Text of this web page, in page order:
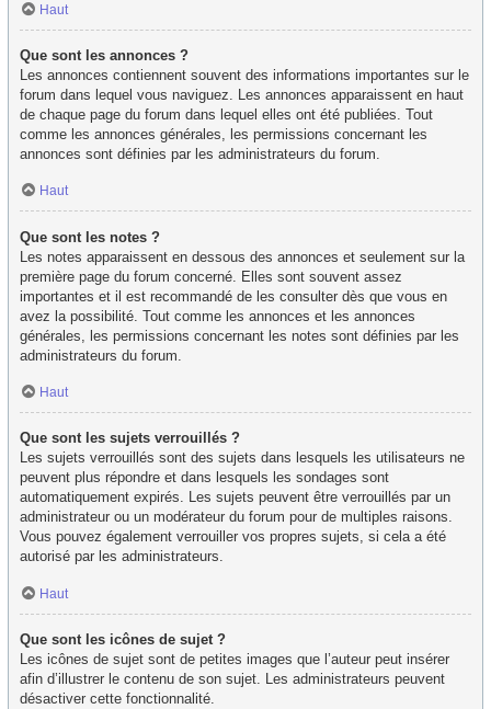
Haut
Que sont les annonces ?
Les annonces contiennent souvent des informations importantes sur le
forum dans lequel vous naviguez. Les annonces apparaissent en haut
de chaque page du forum dans lequel elles ont été publiées. Tout
comme les annonces générales, les permissions concernant les
annonces sont définies par les administrateurs du forum.
Haut
Que sont les notes ?
Les notes apparaissent en dessous des annonces et seulement sur la
première page du forum concerné. Elles sont souvent assez
importantes et il est recommandé de les consulter dès que vous en
avez la possibilité. Tout comme les annonces et les annonces
générales, les permissions concernant les notes sont définies par les
administrateurs du forum.
Haut
Que sont les sujets verrouillés ?
Les sujets verrouillés sont des sujets dans lesquels les utilisateurs ne
peuvent plus répondre et dans lesquels les sondages sont
automatiquement expirés. Les sujets peuvent être verrouillés par un
administrateur ou un modérateur du forum pour de multiples raisons.
Vous pouvez également verrouiller vos propres sujets, si cela a été
autorisé par les administrateurs.
Haut
Que sont les icônes de sujet ?
Les icônes de sujet sont de petites images que l’auteur peut insérer
afin d’illustrer le contenu de son sujet. Les administrateurs peuvent
désactiver cette fonctionnalité.